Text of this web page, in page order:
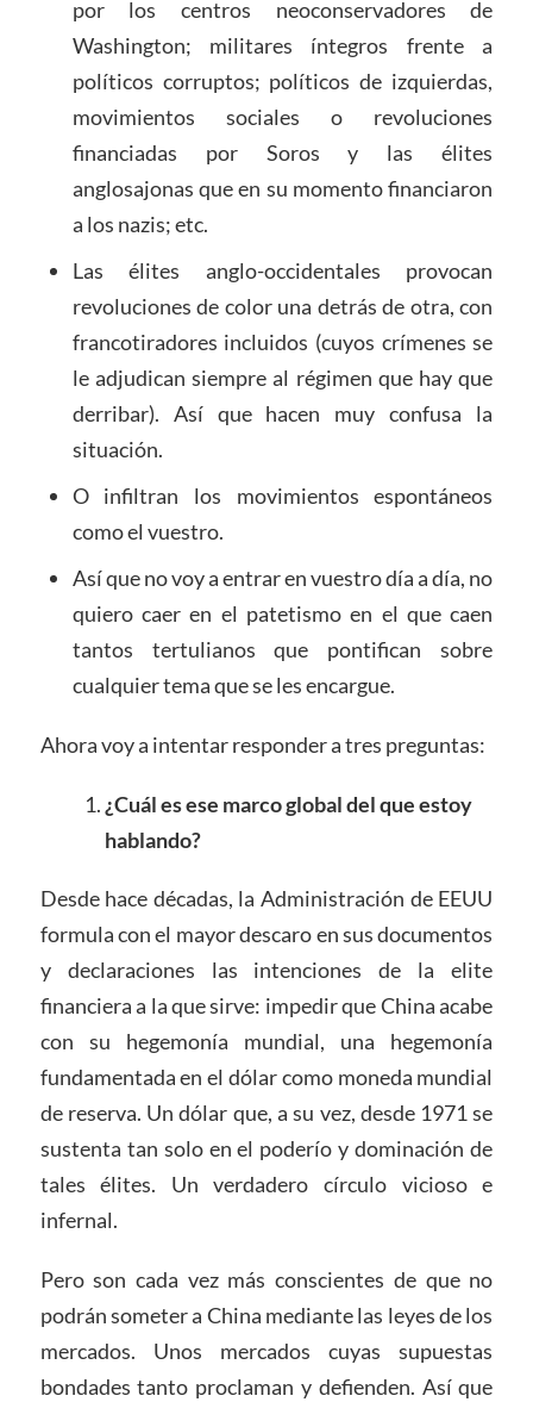
por los centros neoconservadores de
Washington; militares íntegros frente a
políticos corruptos; políticos de izquierdas,
movimientos sociales o revoluciones
financiadas por Soros y las élites
anglosajonas que en su momento financiaron
a los nazis; etc.
Las élites anglo-occidentales provocan
revoluciones de color una detrás de otra, con
francotiradores incluidos (cuyos crímenes se
le adjudican siempre al régimen que hay que
derribar). Así que hacen muy confusa la
situación.
O infiltran los movimientos espontáneos
como el vuestro.
Así que no voy a entrar en vuestro día a día, no
quiero caer en el patetismo en el que caen
tantos tertulianos que pontifican sobre
cualquier tema que se les encargue.
Ahora voy a intentar responder a tres preguntas:
¿Cuál es ese marco global del que estoy
hablando?
Desde hace décadas, la Administración de EEUU
formula con el mayor descaro en sus documentos
y declaraciones las intenciones de la elite
financiera a la que sirve: impedir que China acabe
con su hegemonía mundial, una hegemonía
fundamentada en el dólar como moneda mundial
de reserva. Un dólar que, a su vez, desde 1971 se
sustenta tan solo en el poderío y dominación de
tales élites. Un verdadero círculo vicioso e
infernal.
Pero son cada vez más conscientes de que no
podrán someter a China mediante las leyes de los
mercados. Unos mercados cuyas supuestas
bondades tanto proclaman y defienden. Así que